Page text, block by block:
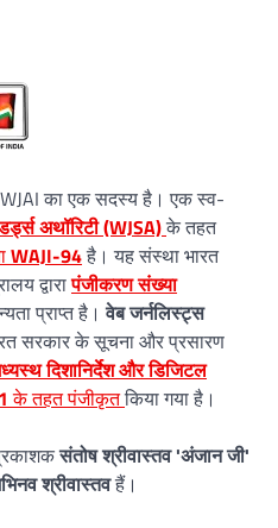
WJAI का एक सदस्य है। एक स्व-
अथॉरिटी (WJSA)के तहत
WAJI-94है। यह संस्था भारत
द्वारापंजीकरण संख्या
प्राप्त है।वेब जर्नलिस्ट्स
सरकार के सूचना और प्रसारण
दिशानिर्देश और डिजिटल
के तहत पंजीकृतकिया गया है।
संतोष श्रीवास्तव 'अंजान जी'
श्रीवास्तवहैं।